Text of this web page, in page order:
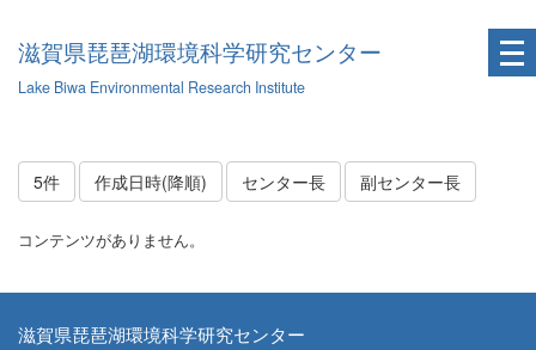
滋賀県琵琶湖環境科学研究センター
Lake Biwa Environmental Research Institute
5件 作成日時(降順) センター長 副センター長
コンテンツがありません。
滋賀県琵琶湖環境科学研究センター